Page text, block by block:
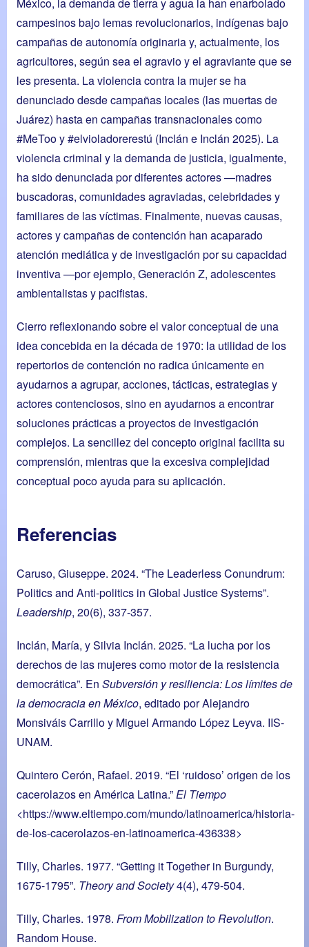
campesinos bajo lemas revolucionarios, indígenas bajo
campañas de autonomía originaria y, actualmente, los
agricultores, según sea el agravio y el agraviante que se
les presenta. La violencia contra la mujer se ha
denunciado desde campañas locales (las muertas de
Juárez) hasta en campañas transnacionales como
#MeToo y #elvioladorerestú (Inclán e Inclán 2025). La
violencia criminal y la demanda de justicia, igualmente,
ha sido denunciada por diferentes actores —madres
buscadoras, comunidades agraviadas, celebridades y
familiares de las víctimas. Finalmente, nuevas causas,
actores y campañas de contención han acaparado
atención mediática y de investigación por su capacidad
inventiva —por ejemplo, Generación Z, adolescentes
ambientalistas y pacifistas.
Cierro reflexionando sobre el valor conceptual de una
idea concebida en la década de 1970: la utilidad de los
repertorios de contención no radica únicamente en
ayudarnos a agrupar, acciones, tácticas, estrategias y
actores contenciosos, sino en ayudarnos a encontrar
soluciones prácticas a proyectos de investigación
complejos. La sencillez del concepto original facilita su
comprensión, mientras que la excesiva complejidad
conceptual poco ayuda para su aplicación.
Referencias
Caruso, Giuseppe. 2024. “The Leaderless Conundrum:
Politics and Anti-politics in Global Justice Systems”.
Leadership, 20(6), 337-357.
Inclán, María, y Silvia Inclán. 2025. “La lucha por los
derechos de las mujeres como motor de la resistencia
democrática”. En Subversión y resiliencia: Los límites de
la democracia en México, editado por Alejandro
Monsiváis Carrillo y Miguel Armando López Leyva. IIS-
UNAM.
Quintero Cerón, Rafael. 2019. “El ‘ruidoso’ origen de los
cacerolazos en América Latina.”El Tiempo
<https://www.eltiempo.com/mundo/latinoamerica/historia-
de-los-cacerolazos-en-latinoamerica-436338>
Tilly, Charles. 1977. “Getting it Together in Burgundy,
1675-1795”. Theory and Society4(4), 479-504.
Tilly, Charles. 1978. From Mobilization to Revolution.
Random House.